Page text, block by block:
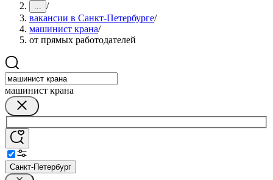
... /
вакансии в Санкт-Петербурге/
машинист крана/
от прямых работодателей
машинист крана
Санкт-Петербург